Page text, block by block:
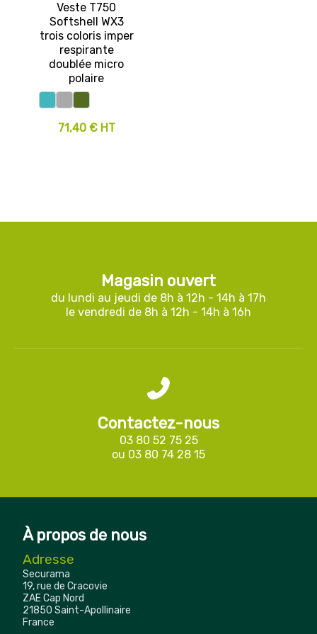
Veste T750
Softshell WX3
trois coloris imper
respirante
doublée micro
polaire
71,40 € HT
Magasin ouvert
du lundi au jeudi de 8h à 12h - 14h à 17h
le vendredi de 8h à 12h - 14h à 16h
Contactez-nous
03 80 52 75 25
ou 03 80 74 28 15
À propos de nous
Adresse
Securama
19, rue de Cracovie
ZAE Cap Nord
21850 Saint-Apollinaire
France